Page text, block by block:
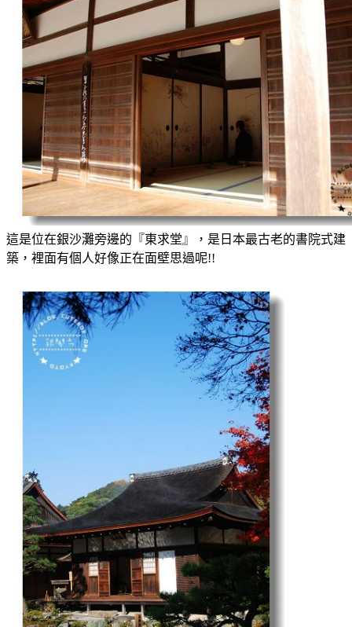
這是位在銀沙灘旁邊的『東求堂』，是日本最古老的書院式建
築，裡面有個人好像正在面壁思過呢!!